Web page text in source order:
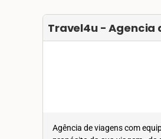
Travel4u - Agencia
Agência de viagens com